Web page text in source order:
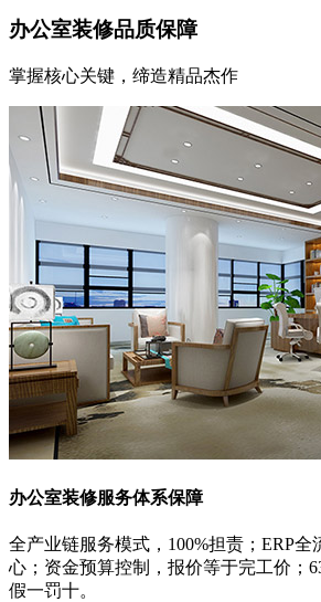
办公室装修品质保障
掌握核心关键，缔造精品杰作
办公室装修服务体系保障
全产业链服务模式，100%担责；ERP全
心；资金预算控制，报价等于完工价；
假一罚十。